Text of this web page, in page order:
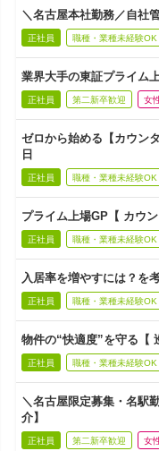
＼名古屋本社勤務／自社
正社員 職種・業種未経験OK
業界大手の東証プライム
正社員 第二新卒歓迎 女
ゼロから始める【カウン
日
正社員 職種・業種未経験OK
プライム上場GP【 カウ
正社員 職種・業種未経験OK
入居率を増やすには？を
正社員 職種・業種未経験OK
物件の“快適度”を守る【
正社員 職種・業種未経験OK
＼名古屋限定募集・名駅
介】
正社員 第二新卒歓迎 女